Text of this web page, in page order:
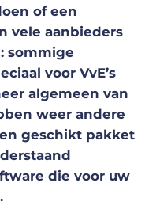
of een
vele aanbieders
sommige
voor VvE’s
algemeen van
weer andere
geschikt pakket
die voor uw